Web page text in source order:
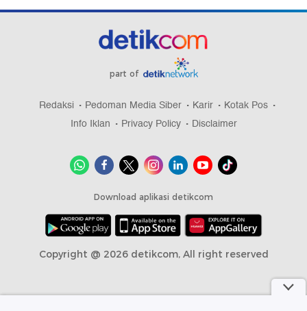
part of
Redaksi Pedoman Media Siber Karir
Kotak Pos
Info Iklan
Privacy Policy Disclaimer
Download aplikasi detikcom
Copyright @ 2026 detikcom, All right reserved